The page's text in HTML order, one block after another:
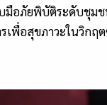
มือภัยพิบัติระดับชุม
เพื่อสุขภาวะในวิก